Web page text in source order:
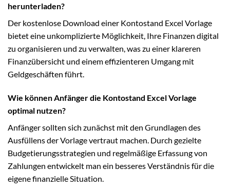
herunterladen?
Der kostenlose Download einer Kontostand Excel Vorlage
bietet eine unkomplizierte Möglichkeit, Ihre Finanzen digital
zu organisieren und zu verwalten, was zu einer klareren
Finanzübersicht und einem effizienteren Umgang mit
Geldgeschäften führt.
Wie können Anfänger die Kontostand Excel Vorlage
optimal nutzen?
Anfänger sollten sich zunächst mit den Grundlagen des
Ausfüllens der Vorlage vertraut machen. Durch gezielte
Budgetierungsstrategien und regelmäßige Erfassung von
Zahlungen entwickelt man ein besseres Verständnis für die
eigene finanzielle Situation.